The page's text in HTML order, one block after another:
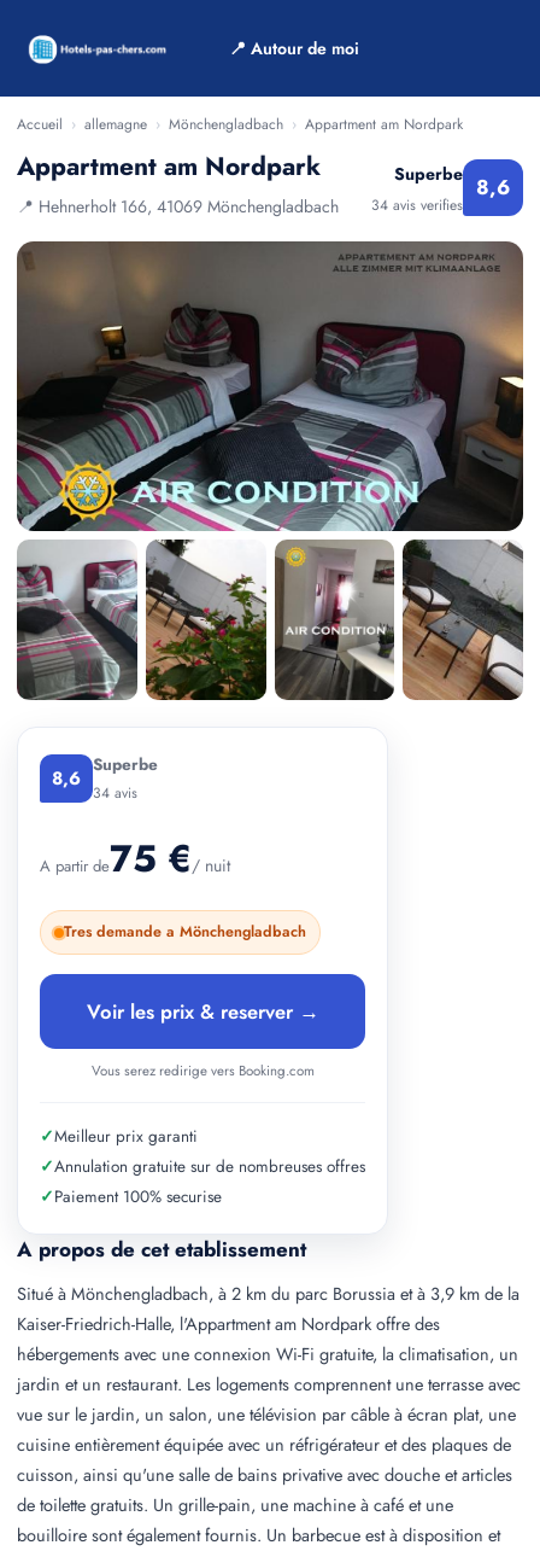
📍 Autour de moi
Accueil › allemagne › Mönchengladbach › Appartment am Nordpark
Appartment am Nordpark
📍 Hehnerholt 166, 41069 Mönchengladbach
Superbe
34 avis verifies
8,6
A propos de cet etablissement
Situé à Mönchengladbach, à 2 km du parc Borussia et à 3,9 km de la
Kaiser-Friedrich-Halle, l'Appartment am Nordpark offre des
hébergements avec une connexion Wi-Fi gratuite, la climatisation, un
jardin et un restaurant. Les logements comprennent une terrasse avec
vue sur le jardin, un salon, une télévision par câble à écran plat, une
cuisine entièrement équipée avec un réfrigérateur et des plaques de
cuisson, ainsi qu'une salle de bains privative avec douche et articles
de toilette gratuits. Un grille-pain, une machine à café et une
bouilloire sont également fournis. Un barbecue est à disposition et
8,6 Superbe
34 avis
A partir de75 €/ nuit
Tres demande a Mönchengladbach
Voir les prix & reserver →
Vous serez redirige vers Booking.com
✓Meilleur prix garanti
✓Annulation gratuite sur de nombreuses offres
✓Paiement 100% securise